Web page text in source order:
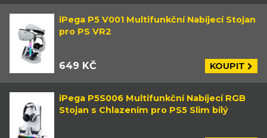
iPega P5 V001 Multifunkční Nabíjecí Stojan
pro PS VR2
649 KČ KOUPIT
iPega P5S006 Multifunkční Nabíjecí RGB
Stojan s Chlazením pro PS5 Slim bílý